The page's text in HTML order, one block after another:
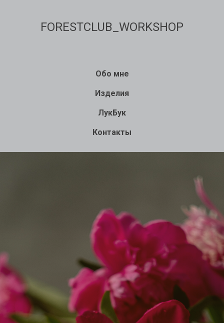
FORESTCLUB_WORKSHOP
Обо мне
Изделия
ЛукБук
Контакты